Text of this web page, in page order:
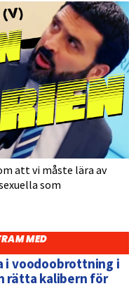
att vi måste lära av
som
MED
i voodoobrottning i
rätta kalibern för